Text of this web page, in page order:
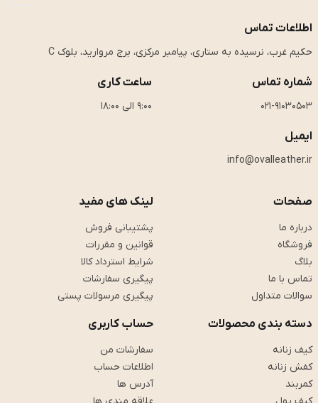
اطلاعات تماس
حکیم غرب، نرسیده به ستاری، پیامبر مرکزی، برج مروارید، بلوک C
شماره تماس
021-91030503
ساعت کاری
9:00 الی 18:00
ایمیل
info@ovalleather.ir
صفحات
درباره ما
فروشگاه
بلاگ
تماس با ما
سوالات متداول
لینک های مفید
پشتیبانی فروش
قوانین و مقررات
شرایط استرداد کالا
پیگیری سفارشات
پیگیری مرسولات پستی
دسته بندی محصولات
کیف زنانه
کفش زنانه
کمربند
حساب کاربری
سفارشات من
اطلاعات حساب
آدرس ها